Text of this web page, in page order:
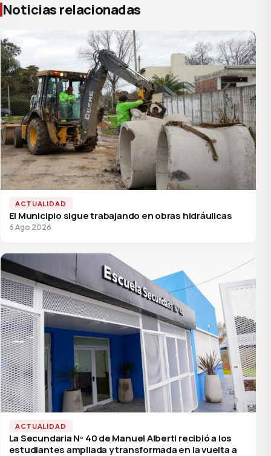
Noticias relacionadas
ACTUALIDAD
El Municipio sigue trabajando en obras hidráulicas
6 Ago 2026
ACTUALIDAD
La Secundaria Nº 40 de Manuel Alberti recibió a los
estudiantes ampliada y transformada en la vuelta a